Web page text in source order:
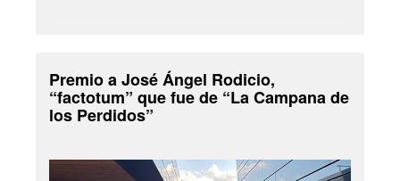
Premio a José Ángel Rodicio,
“factotum” que fue de “La Campana de
los Perdidos”